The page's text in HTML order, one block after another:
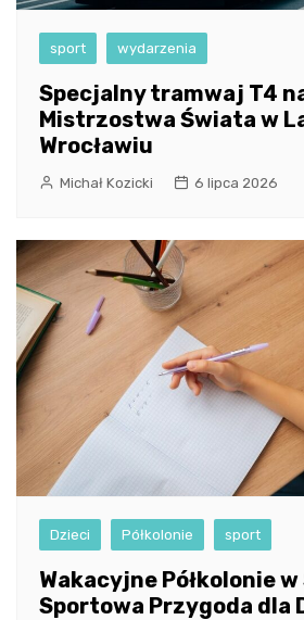
sport wydarzenia
Specjalny tramwaj T4
Mistrzostwa Świata w
Wrocławiu
Michał Kozicki 6 lipca 2026
Dzieci Półkolonie sport
Wakacyjne Półkolonie
Sportowa Przygoda dla